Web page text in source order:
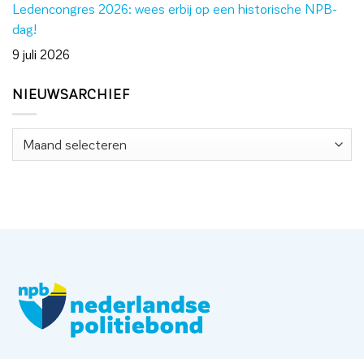
Ledencongres 2026: wees erbij op een historische NPB-
dag!
9 juli 2026
NIEUWSARCHIEF
Nieuwsarchief